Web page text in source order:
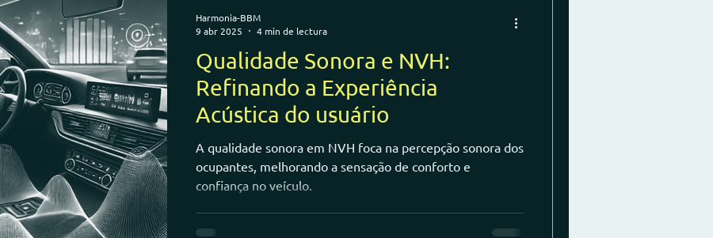
Qualidade Sonora e NVH:
Refinando a Experiência
Acústica do usuário
A qualidade sonora em NVH foca na percepção sonora dos
ocupantes, melhorando a sensação de conforto e
confiança no veículo.
Harmonia-BBM
9 abr 2025
4 min de lectura